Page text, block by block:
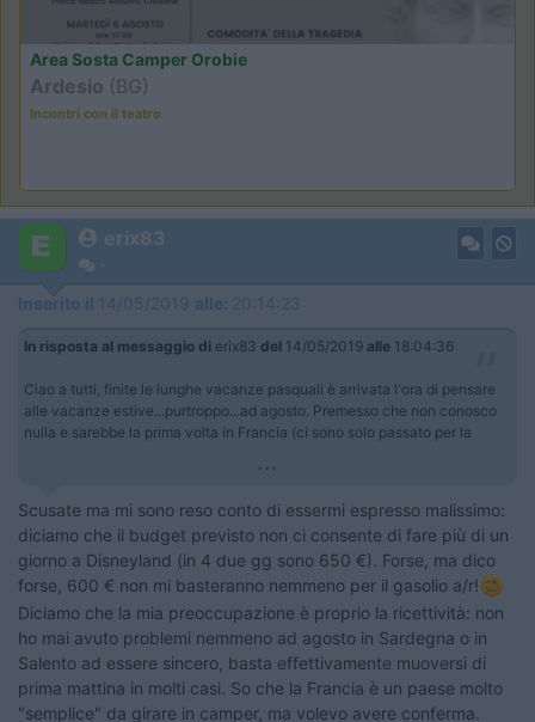
Area Sosta Camper Orobie
Ardesio (BG)
Incontri con il teatro
erix83
Inserito il 14/05/2019 alle: 20:14:23
In risposta al messaggio di erix83 del 14/05/2019 alle 18:04:36
Ciao a tutti, finite le lunghe vacanze pasquali è arrivata l'ora di pensare
alle vacanze estive...purtroppo...ad agosto. Premesso che non conosco
nulla e sarebbe la prima volta in Francia (ci sono solo passato per la
...
Scusate ma mi sono reso conto di essermi espresso malissimo:
diciamo che il budget previsto non ci consente di fare più di un
giorno a Disneyland (in 4 due gg sono 650 €). Forse, ma dico
forse, 600 € non mi basteranno nemmeno per il gasolio a/r!
Diciamo che la mia preoccupazione è proprio la ricettività: non
ho mai avuto problemi nemmeno ad agosto in Sardegna o in
Salento ad essere sincero, basta effettivamente muoversi di
prima mattina in molti casi. So che la Francia è un paese molto
"semplice" da girare in camper, ma volevo avere conferma.